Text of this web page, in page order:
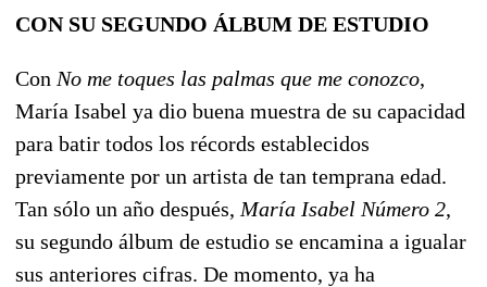
CON SU SEGUNDO ÁLBUM DE ESTUDIO
Con No me toques las palmas que me conozco,
María Isabel ya dio buena muestra de su capacidad
para batir todos los récords establecidos
previamente por un artista de tan temprana edad.
Tan sólo un año después, María Isabel Número 2,
su segundo álbum de estudio se encamina a igualar
sus anteriores cifras. De momento, ya ha